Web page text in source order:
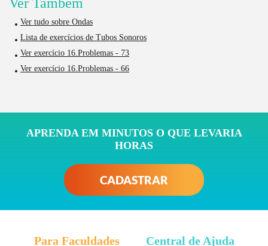
Ver Também
Ver tudo sobre Ondas
Lista de exercícios de Tubos Sonoros
Ver exercício 16.Problemas - 73
Ver exercício 16.Problemas - 66
APRENDA EM MINUTOS O QUE LEVARIA
HORAS
CADASTRAR
Para Faculdades Central de Ajuda